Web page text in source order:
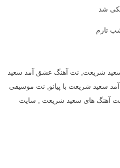
شد
تارم
شریعت, نت آهنگ عشق آمد سعید
سعید شریعت با پیانو, نت موسیقی
آهنگ های سعید شریعت , سایت